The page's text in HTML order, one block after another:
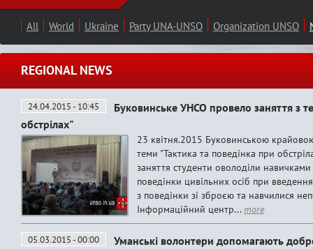
All World Ukraine Party UNA-UNSO Organization UNSO
REGIONAL NEWS
24.04.2015 - 10:45
Буковинське УНСО провело заняття з
обстрілах"
23 квітня.2015 Буковинською
теми "Тактика та поведінка при
заняття студенти оволоділи
поведінки цивільних осіб при
з поведінки зі зброєю та навчилися
Інформаційний центр...more
05.03.2015 - 00:00 Уманські волонтери допомагають